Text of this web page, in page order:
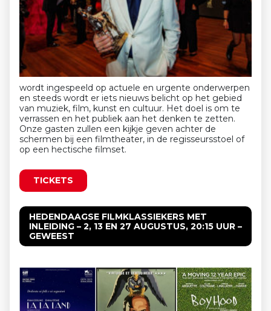
wordt ingespeeld op actuele en urgente onderwerpen
en steeds wordt er iets nieuws belicht op het gebied
van muziek, film, kunst en cultuur. Het doel is om te
verrassen en het publiek aan het denken te zetten.
Onze gasten zullen een kijkje geven achter de
schermen bij een filmtheater, in de regisseursstoel of
op een hectische filmset.
TICKETS
HEDENDAAGSE FILMKLASSIEKERS MET
INLEIDING – 2, 13 EN 27 AUGUSTUS, 20:15 UUR –
GEWEEST